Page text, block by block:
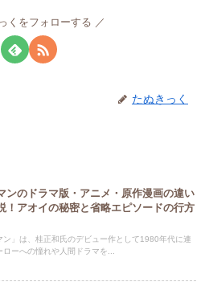
くをフォローする
たぬきっく
ンのドラマ版・アニメ・原作漫画の違い
！アオイの秘密と省略エピソードの行方
ン」は、桂正和氏のデビュー作として1980年代に連
ーへの憧れや人間ドラマを...